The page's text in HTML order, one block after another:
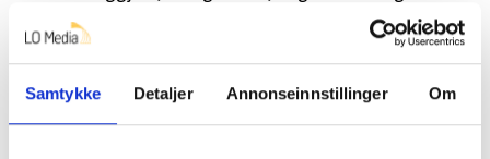
Samtykke Detaljer Annonseinnstillinger Om
ned på. Resultatet er marginal grad av tillit til
hjelpeapparatet samtidig som terskelen for å be om
Jeg anerkjenner at dette er mennesker som i